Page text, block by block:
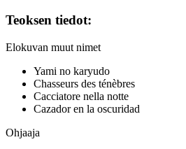
Teoksen tiedot:
Elokuvan muut nimet
Yami no karyudo
Chasseurs des ténèbres
Cacciatore nella notte
Cazador en la oscuridad
Ohjaaja